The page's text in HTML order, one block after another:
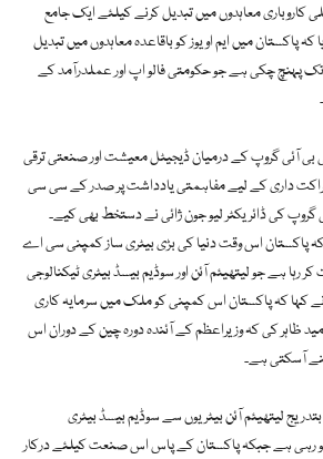
کاروباری معاہدوں میں تبدیل کرنے کیلئے ایک جامع
کہ پاکستان میں ایم او یوز کو باقاعدہ معاہدوں میں تبدیل
تقریباً 30فیصد تک پہنچ چکی ہے جو حکومتی فالو اپ اور عملدرآمد کے
بی آئی گروپ کے درمیان ڈیجیٹل معیشت اور صنعتی ترقی
داری کے لیے مفاہمتی یادداشت پر صدر کے سی سی
گروپ کی ڈائریکٹر لیو جون ژائی نے دستخط بھی کیے۔
پاکستان اس وقت دنیا کی بڑی بیٹری ساز کمپنی سی اے
رہا ہے جو لیتھیئم آئن اور سوڈیم بیسڈ بیٹری ٹیکنالوجی
کہا کہ پاکستان اس کمپنی کو ملک میں سرمایہ کاری
امید ظاہر کی کہ وزیراعظم کے آئندہ دورہ چین کے دوران اس
آسکتی ہے۔
لیتھیئم آئن بیٹریوں سے سوڈیم بیسڈ بیٹری
رہی ہے جبکہ پاکستان کے پاس اس صنعت کیلئے درکار